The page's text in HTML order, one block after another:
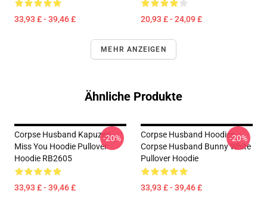
33,93 £ - 39,46 £ 20,93 £ - 24,09 £
MEHR ANZEIGEN
Ähnliche Produkte
Corpse Husband Kapuzen -
Miss You Hoodie Pullover
Hoodie RB2605
33,93 £ - 39,46 £
-20%
Corpse Husband Hoodies –
Corpse Husband Bunny White
Pullover Hoodie
33,93 £ - 39,46 £
-20%